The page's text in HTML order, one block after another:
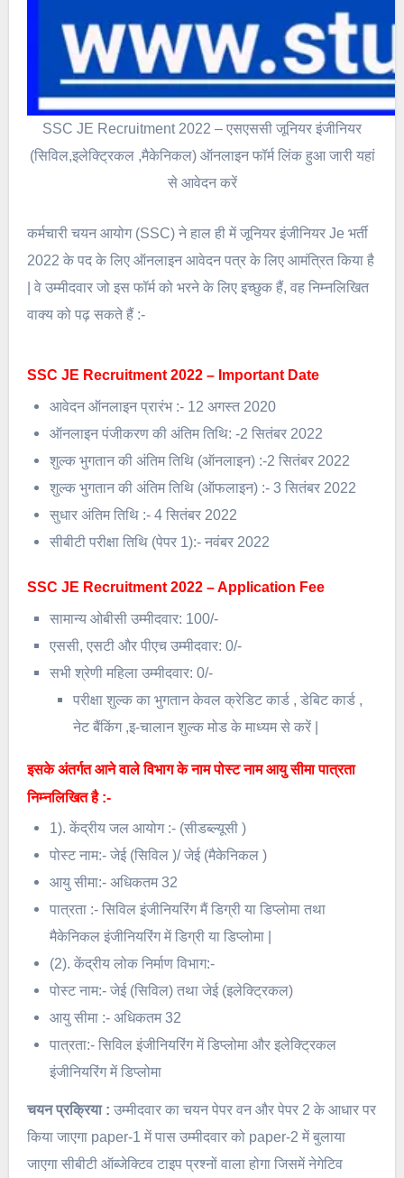
SSC JE Recruitment 2022 – एसएससी जूनियर इंजीनियर
(सिविल,इलेक्ट्रिकल ,मैकेनिकल) ऑनलाइन फॉर्म लिंक हुआ जारी यहां
से आवेदन करें
कर्मचारी चयन आयोग (SSC) ने हाल ही में जूनियर इंजीनियर Je भर्ती
2022 के पद के लिए ऑनलाइन आवेदन पत्र के लिए आमंत्रित किया है
| वे उम्मीदवार जो इस फॉर्म को भरने के लिए इच्छुक हैं, वह निम्नलिखित
वाक्य को पढ़ सकते हैं :-
SSC JE Recruitment 2022 – Important Date
आवेदन ऑनलाइन प्रारंभ :- 12 अगस्त 2020
ऑनलाइन पंजीकरण की अंतिम तिथि: -2 सितंबर 2022
शुल्क भुगतान की अंतिम तिथि (ऑनलाइन) :-2 सितंबर 2022
शुल्क भुगतान की अंतिम तिथि (ऑफलाइन) :- 3 सितंबर 2022
सुधार अंतिम तिथि :- 4 सितंबर 2022
सीबीटी परीक्षा तिथि (पेपर 1):- नवंबर 2022
SSC JE Recruitment 2022 – Application Fee
सामान्य ओबीसी उम्मीदवार: 100/-
एससी, एसटी और पीएच उम्मीदवार: 0/-
सभी श्रेणी महिला उम्मीदवार: 0/-
परीक्षा शुल्क का भुगतान केवल क्रेडिट कार्ड , डेबिट कार्ड ,
नेट बैंकिंग ,इ-चालान शुल्क मोड के माध्यम से करें |
इसके अंतर्गत आने वाले विभाग के नाम पोस्ट नाम आयु सीमा पात्रता
निम्नलिखित है :-
1). केंद्रीय जल आयोग :- (सीडब्ल्यूसी )
पोस्ट नाम:- जेई (सिविल )/ जेई (मैकेनिकल )
आयु सीमा:- अधिकतम 32
पात्रता :- सिविल इंजीनियरिंग मैं डिग्री या डिप्लोमा तथा
मैकेनिकल इंजीनियरिंग में डिग्री या डिप्लोमा |
(2). केंद्रीय लोक निर्माण विभाग:-
पोस्ट नाम:- जेई (सिविल) तथा जेई (इलेक्ट्रिकल)
आयु सीमा :- अधिकतम 32
पात्रता:- सिविल इंजीनियरिंग में डिप्लोमा और इलेक्ट्रिकल
इंजीनियरिंग में डिप्लोमा
चयन प्रक्रिया : उम्मीदवार का चयन पेपर वन और पेपर 2 के आधार पर
किया जाएगा paper-1 में पास उम्मीदवार को paper-2 में बुलाया
जाएगा सीबीटी ऑब्जेक्टिव टाइप प्रश्नों वाला होगा जिसमें नेगेटिव